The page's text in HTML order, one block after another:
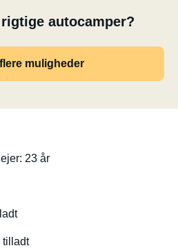
autocamper?
muligheder
23 år
tilladt